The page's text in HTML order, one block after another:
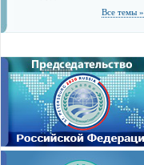
Все темы »